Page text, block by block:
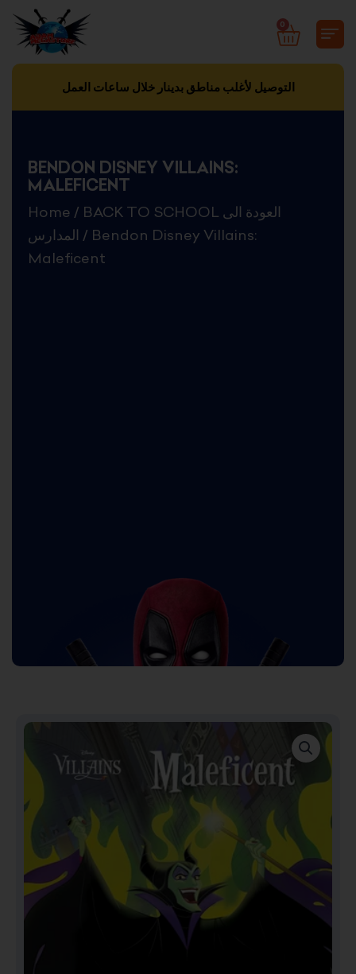
content
0
CART
التوصيل لأغلب مناطق بدينار خلال ساعات العمل
BENDON DISNEY VILLAINS:
MALEFICENT
Home / BACK TO SCHOOL العودة الى
المدارس / Bendon Disney Villains:
Maleficent